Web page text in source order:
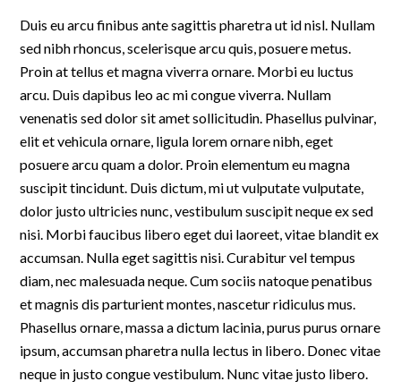
Duis eu arcu finibus ante sagittis pharetra ut id nisl. Nullam
sed nibh rhoncus, scelerisque arcu quis, posuere metus.
Proin at tellus et magna viverra ornare. Morbi eu luctus
arcu. Duis dapibus leo ac mi congue viverra. Nullam
venenatis sed dolor sit amet sollicitudin. Phasellus pulvinar,
elit et vehicula ornare, ligula lorem ornare nibh, eget
posuere arcu quam a dolor. Proin elementum eu magna
suscipit tincidunt. Duis dictum, mi ut vulputate vulputate,
dolor justo ultricies nunc, vestibulum suscipit neque ex sed
nisi. Morbi faucibus libero eget dui laoreet, vitae blandit ex
accumsan. Nulla eget sagittis nisi. Curabitur vel tempus
diam, nec malesuada neque. Cum sociis natoque penatibus
et magnis dis parturient montes, nascetur ridiculus mus.
Phasellus ornare, massa a dictum lacinia, purus purus ornare
ipsum, accumsan pharetra nulla lectus in libero. Donec vitae
neque in justo congue vestibulum. Nunc vitae justo libero.